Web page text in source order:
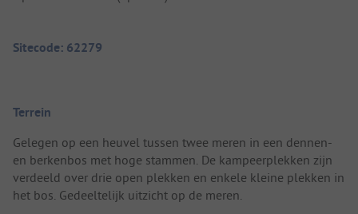
Sitecode: 62279
Terrein
Gelegen op een heuvel tussen twee meren in een dennen-
en berkenbos met hoge stammen. De kampeerplekken zijn
verdeeld over drie open plekken en enkele kleine plekken in
het bos. Gedeeltelijk uitzicht op de meren.